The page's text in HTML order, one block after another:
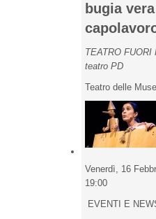
bugia vera
TEATRO FUORI
teatro PD
Teatro delle Muse
Venerdì, 16
19:00
EVENTI E